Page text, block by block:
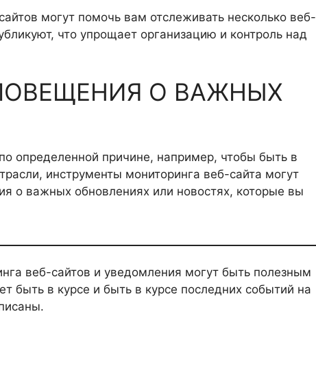
могут помочь вам отслеживать несколько веб-
что упрощает организацию и контроль над
О ВАЖНЫХ
определенной причине, например, чтобы быть в
инструменты мониторинга веб-сайта могут
о важных обновлениях или новостях, которые вы
веб-сайтов и уведомления могут быть полезным
быть в курсе и быть в курсе последних событий на